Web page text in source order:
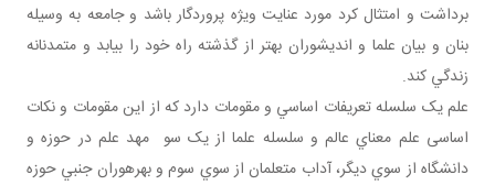
برداشت و امتثال کرد مورد عنايت ويژه پروردگار باشد و جامعه به وسيله
بنان و بيان علما و انديشوران بهتر از گذشته راه خود را بيابد و متمدنانه
زندگي کند.
علم يک سلسله تعريفات اساسي و مقومات دارد که از اين مقومات و نکات
اساسی علم معناي عالم و سلسله علما از يک سو مهد علم در حوزه و
دانشگاه از سوي ديگر، آداب متعلمان از سوي سوم و بهره وران جنبي حوزه